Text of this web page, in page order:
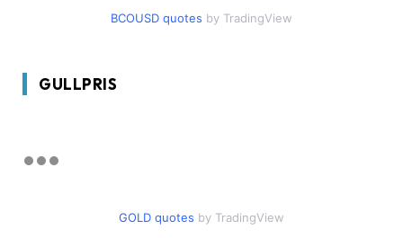
BCOUSD quotes by TradingView
GULLPRIS
GOLD quotes by TradingView